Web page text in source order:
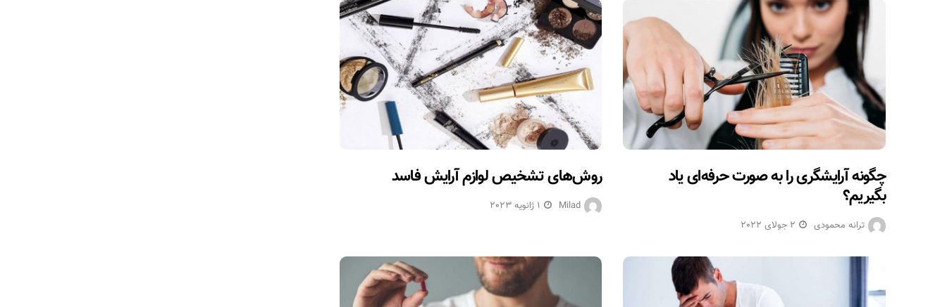
روش‌های تشخیص لوازم آرایش فاسد
Milad 1 ژانویه 2023
چگونه آرایشگری را به صورت حرفه‌ای یاد
بگیریم؟
ترانه محمودی 2 جولای 2022